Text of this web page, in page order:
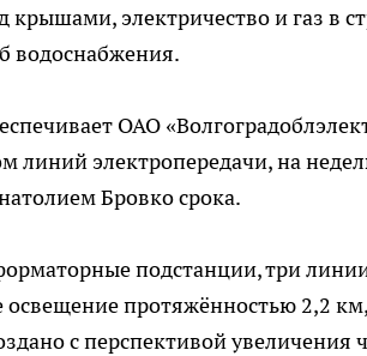
электричество и газ в
водоснабжения.
ОАО
линий электропередачи, на
Бровко срока.
подстанции, три
протяжённостью 2,2
с перспективой увеличения